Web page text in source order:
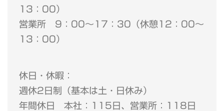
13：00）
営業所 9：00～17：30（休憩12：00～
13：00）
休日・休暇：
週休2日制（基本は土・日休み）
年間休日 本社：115日、営業所：118日